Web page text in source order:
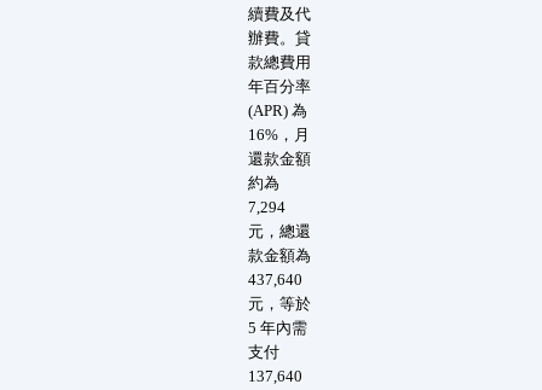
續費及代
辦費。貸
款總費用
年百分率
(APR) 為
16%，月
還款金額
約為
7,294
元，總還
款金額為
437,640
元，等於
5 年內需
支付
137,640